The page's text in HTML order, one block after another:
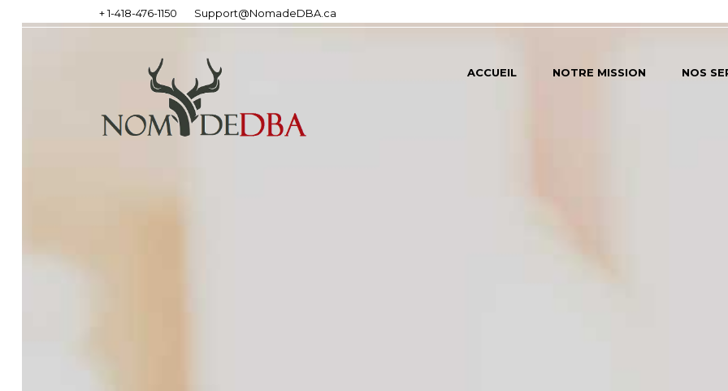
+ 1-418-476-1150 Support@NomadeDBA.ca
ACCUEIL NOTRE MISSION NOS